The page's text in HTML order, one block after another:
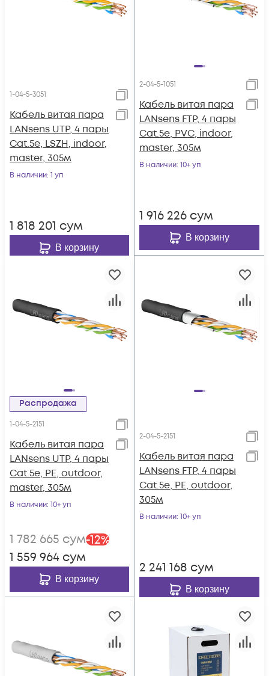
1-04-5-3051
Кабель витая пара
LANsens UTP, 4 пары
Cat.5e, LSZH, indoor,
master, 305м
В наличии: 1 уп
1 818 201 сум
В корзину
2-04-5-1051
Кабель витая пара
LANsens FTP, 4 пары
Cat.5e, PVC, indoor,
master, 305м
В наличии: 10+ уп
1 916 226 сум
В корзину
Распродажа
1-04-5-2151
Кабель витая пара
LANsens UTP, 4 пары
Cat.5e, PE, outdoor,
master, 305м
В наличии: 10+ уп
1 782 665 сум-12%
1 559 964 сум
В корзину
2-04-5-2151
Кабель витая пара
LANsens FTP, 4 пары
Cat.5e, PE, outdoor,
305м
В наличии: 10+ уп
2 241 168 сум
В корзину